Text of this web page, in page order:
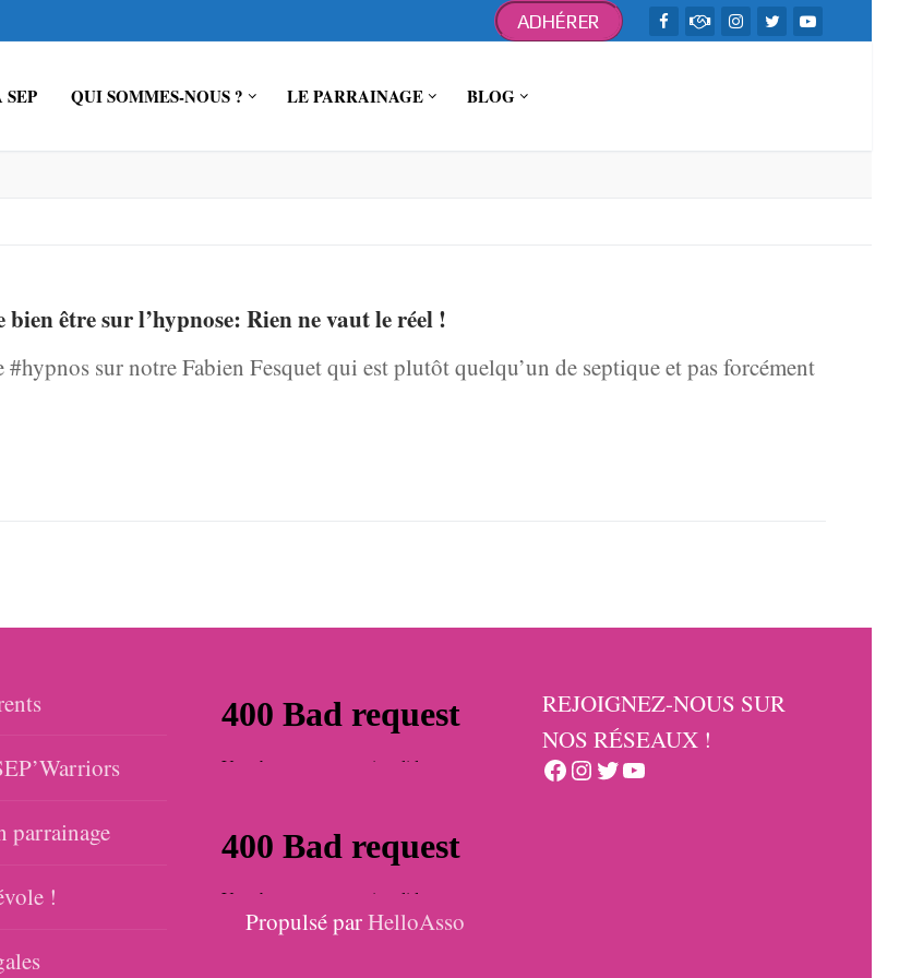
ADHÉRER
QUI SOMMES-NOUS ? LE PARRAINAGE BLOG
être sur l’hypnose: Rien ne vaut le réel !
sur notre Fabien Fesquet qui est plutôt quelqu’un de septique et pas forcément
parrainage
!
Propulsé parHelloAsso
REJOIGNEZ-NOUS SUR
NOS RÉSEAUX !
Facebook
Instagram
TwitterYouTube